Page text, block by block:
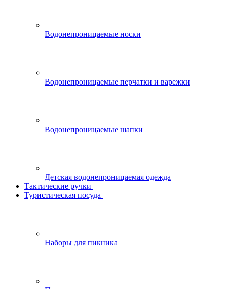
Водонепроницаемые носки
Водонепроницаемые перчатки и варежки
Водонепроницаемые шапки
Детская водонепроницаемая одежда
Тактические ручки
Туристическая посуда
Наборы для пикника